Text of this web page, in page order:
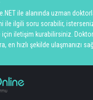
ile alanında uzman
ile ilgili soru sorabilir,
için iletişim kurabilirsiniz.
en hızlı şekilde ulaşmanızı